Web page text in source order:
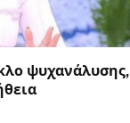
ψυχανάλυσης,